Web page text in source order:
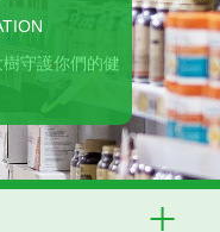
守護你們的健